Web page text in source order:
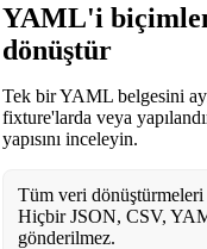
YAML'i
dönüştür
Tek bir YAML belgesini
fixture'larda veya
yapısını inceleyin.
Tüm veri dönüştürmeleri
Hiçbir JSON, CSV,
gönderilmez.